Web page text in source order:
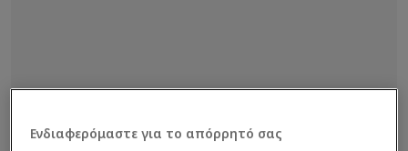
Ενδιαφερόμαστε για το απόρρητό σας